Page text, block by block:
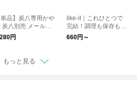
単品】炭八専用かや
便
無料
円
like-it｜これひとつで
完結！調理も保存もで
きる、万能保存容器
660円～
もっと見る